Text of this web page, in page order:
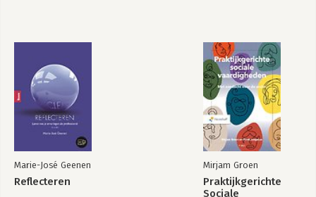
Marie-José Geenen
Reflecteren
Mirjam Groen
Praktijkgerichte
Sociale